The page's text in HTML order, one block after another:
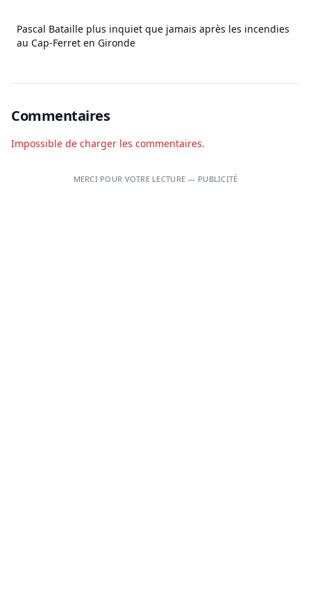
Pascal Bataille plus inquiet que jamais après les incendies
au Cap-Ferret en Gironde
Commentaires
Impossible de charger les commentaires.
MERCI POUR VOTRE LECTURE — PUBLICITÉ